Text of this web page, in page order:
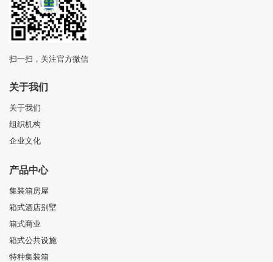
扫一扫，关注官方微信
关于我们
关于我们
组织机构
企业文化
产品中心
集装箱房屋
箱式酒店别墅
箱式商业
箱式公共设施
特种集装箱